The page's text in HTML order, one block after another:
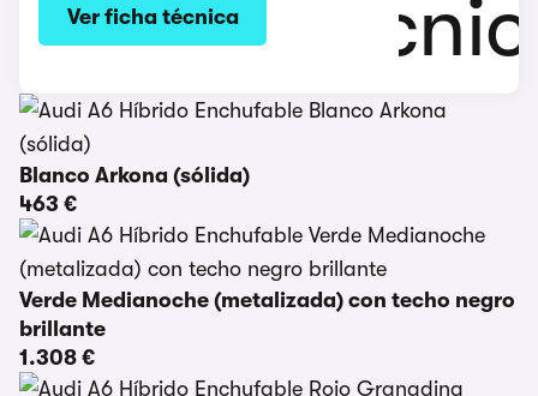
Ver ficha técnica
Blanco Arkona (sólida)
463 €
Verde Medianoche (metalizada) con techo negro
brillante
1.308 €